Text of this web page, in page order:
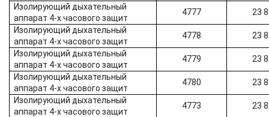
Изолирующий дыхательный
аппарат 4-х часового защит
4777
23
Изолирующий дыхательный
аппарат 4-х часового защит
4778
23
Изолирующий дыхательный
аппарат 4-х часового защит
4779
23
Изолирующий дыхательный
аппарат 4-х часового защит
4780
23
Изолирующий дыхательный
аппарат 4-х часового защит
4773
23